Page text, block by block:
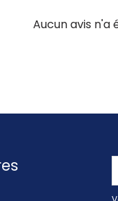
Aucun avis n'a